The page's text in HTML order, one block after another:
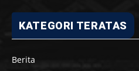
KATEGORI TERATAS
Berita